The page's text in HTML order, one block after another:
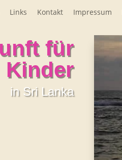
Links Kontakt Impressum
für
Kinder
in Sri Lanka